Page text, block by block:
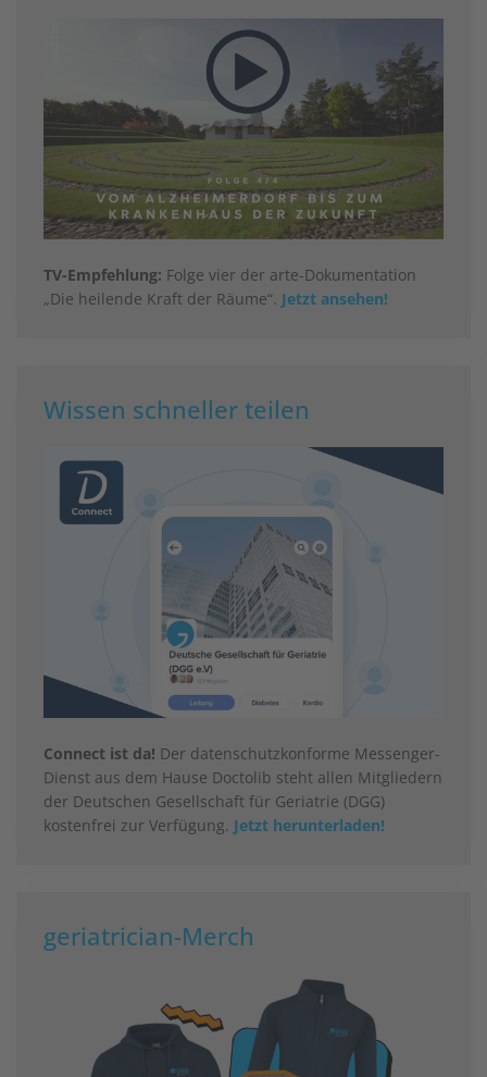
TV-Empfehlung: Folge vier der arte-Dokumentation
„Die heilende Kraft der Räume“. Jetzt ansehen!
Wissen schneller teilen
Connect ist da! Der datenschutzkonforme Messenger-
Dienst aus dem Hause Doctolib steht allen Mitgliedern
der Deutschen Gesellschaft für Geriatrie (DGG)
kostenfrei zur Verfügung. Jetzt herunterladen!
geriatrician-Merch